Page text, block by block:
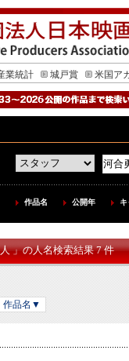
業統計 城戸賞 米国ア
作品名 公開年
」の人名検索結果 7 件
作品名▼